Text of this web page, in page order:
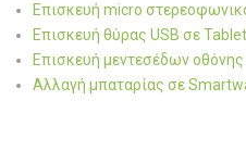
Επισκευή micro
Επισκευή θύρας USB σε
Επισκευή μεντεσέδων
Αλλαγή μπαταρίας σε